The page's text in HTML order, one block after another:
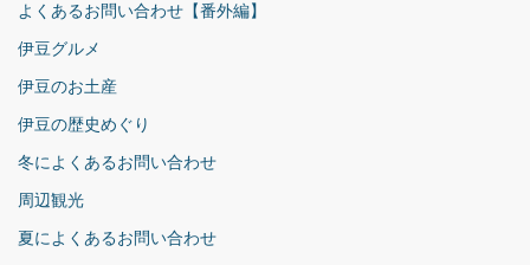
よくあるお問い合わせ【番外編】
伊豆グルメ
伊豆のお土産
伊豆の歴史めぐり
冬によくあるお問い合わせ
周辺観光
夏によくあるお問い合わせ